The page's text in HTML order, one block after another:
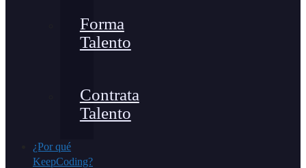
Forma
Talento
Contrata
Talento
¿Por qué
KeepCoding?